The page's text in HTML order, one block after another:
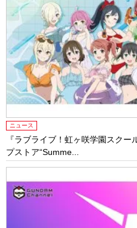
ニュース
『ラブライブ！虹ヶ咲学園スク
プストア“Summe...